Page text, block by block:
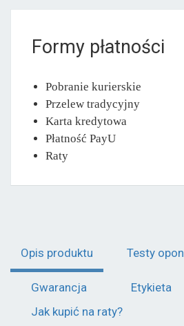
Formy płatności
Pobranie kurierskie
Przelew tradycyjny
Karta kredytowa
Płatność PayU
Raty
Opis produktu Testy opon
Gwarancja
Etykieta
Jak kupić na raty?